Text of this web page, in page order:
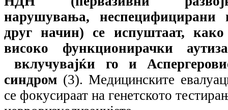
нарушувања, неспецифицирани
друг начин) се испуштаат,
високо функционирачки
вклучувајќи го и
синдром (3). Медицинските
се фокусираат на генетското